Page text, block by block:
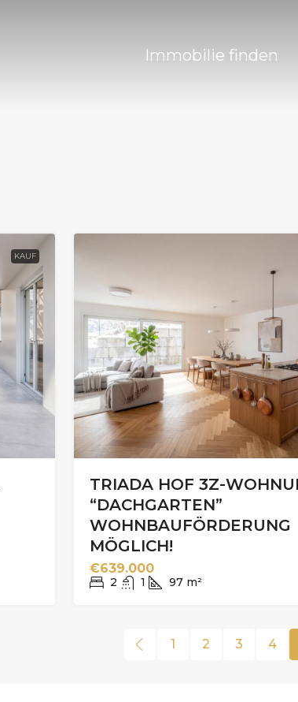
Immobilie finden
KAUF
TRIADA HOF 3Z-
“DACHGARTEN”
WOHNBAUFÖRDERUNG
MÖGLICH!
€639.000
2 1 97 m²
1 2 3 4